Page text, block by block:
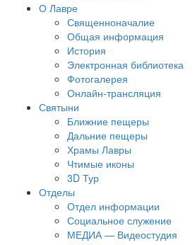
О Лавре
Священноначалие
Общая информация
История
Электронная библиотека
Фотогалерея
Онлайн-трансляция
Святыни
Ближние пещеры
Дальние пещеры
Храмы Лавры
Чтимые иконы
3D Тур
Отделы
Отдел информации
Социальное служение
МЕДИА — Видеостудия